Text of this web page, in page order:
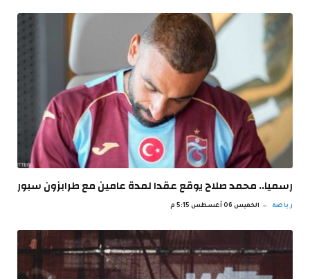
رسميا.. محمد صلاح يوقع عقدا لمدة عامين مع طرابزون سبور
رياضة الخميس 06 أغسطس 5:15 م